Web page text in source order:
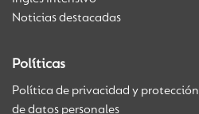
Noticias destacadas
Políticas
Política de privacidad y protección
de datos personales